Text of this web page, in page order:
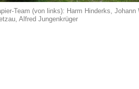
Team (von links): Harm Hinderks, Johann
Alfred Jungenkrüger